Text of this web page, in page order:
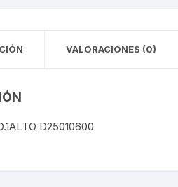
VALORACIONES (0)
D25010600